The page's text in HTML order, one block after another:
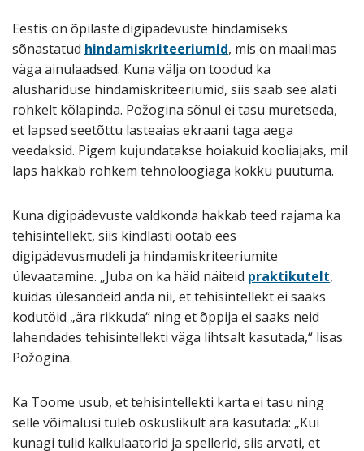
Eestis on õpilaste digipädevuste hindamiseks
sõnastatud hindamiskriteeriumid, mis on maailmas
väga ainulaadsed. Kuna välja on toodud ka
alushariduse hindamiskriteeriumid, siis saab see alati
rohkelt kõlapinda. Požogina sõnul ei tasu muretseda,
et lapsed seetõttu lasteaias ekraani taga aega
veedaksid. Pigem kujundatakse hoiakuid kooliajaks, mil
laps hakkab rohkem tehnoloogiaga kokku puutuma.
Kuna digipädevuste valdkonda hakkab teed rajama ka
tehisintellekt, siis kindlasti ootab ees
digipädevusmudeli ja hindamiskriteeriumite
ülevaatamine. „Juba on ka häid näiteid praktikutelt,
kuidas ülesandeid anda nii, et tehisintellekt ei saaks
kodutöid „ära rikkuda“ ning et õppija ei saaks neid
lahendades tehisintellekti väga lihtsalt kasutada,“ lisas
Požogina.
Ka Toome usub, et tehisintellekti karta ei tasu ning
selle võimalusi tuleb oskuslikult ära kasutada: „Kui
kunagi tulid kalkulaatorid ja spellerid, siis arvati, et